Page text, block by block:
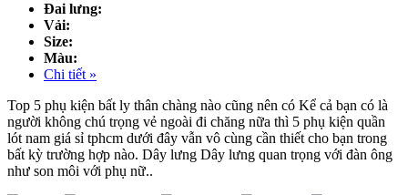
Đai lưng:
Vải:
Size:
Màu:
Chi tiết »
Top 5 phụ kiện bất ly thân chàng nào cũng nên có Kể cả bạn có là
người không chú trọng vẻ ngoài đi chăng nữa thì 5 phụ kiện quần
lót nam giá sỉ tphcm dưới đây vẫn vô cùng cần thiết cho bạn trong
bất kỳ trường hợp nào. Dây lưng Dây lưng quan trọng với đàn ông
như son môi với phụ nữ..